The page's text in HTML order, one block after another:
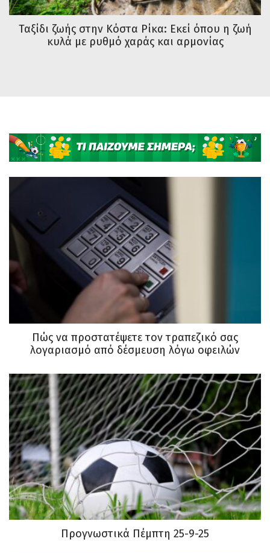
Ταξίδι ζωής στην Κόστα Ρίκα: Εκεί όπου η ζωή
κυλά με ρυθμό χαράς και αρμονίας
Πώς να προστατέψετε τον τραπεζικό σας
λογαριασμό από δέσμευση λόγω οφειλών
Προγνωστικά Πέμπτη 25-9-25